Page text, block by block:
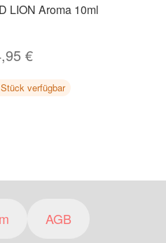
LION Aroma 10ml
€
verfügbar
AGB